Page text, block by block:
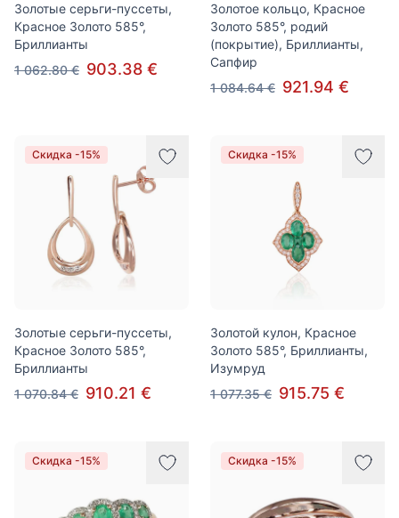
Золотые серьги-пуссеты,
Красное Золото 585°,
Бриллианты
1 062.80 € 903.38 €
Золотое кольцо, Красное
Золото 585°, родий
(покрытие), Бриллианты,
Сапфир
1 084.64 € 921.94 €
Скидка -15%
Золотые серьги-пуссеты,
Красное Золото 585°,
Бриллианты
1 070.84 € 910.21 €
Скидка -15%
Золотой кулон, Красное
Золото 585°, Бриллианты,
Изумруд
1 077.35 € 915.75 €
Скидка -15% Скидка -15%